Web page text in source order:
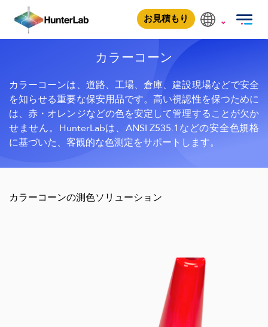
お見積もり
カラーコーン
カラーコーン
カラーコーンは、道路、工場、倉庫、建設現場などで安全
を知らせる重要な保安用品です。高い視認性を保つために
は、赤・オレンジなどの色を安定して管理することが欠か
せません。HunterLabは、ANSI Z535.1などの安全色規格
に基づいた、客観的な色測定をサポートします。
カラーコーンの測色ソリューション